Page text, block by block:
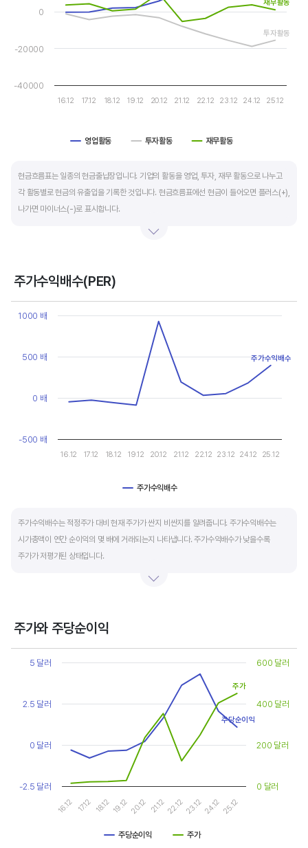
자금 운영에 유리합니다.
운전자본 회전일수는 매출채권 회전일수 + 재고자산 회전일수 - 매입채무 회전일수로
The chart has 1 Y axis displaying values. Data ranges from -
영업활동 투자활동 재무활동
16.12 17.12 18.12 19.12 20.12 21.12 22.12 23.12 24.12 25.12
-40000
-20000
0
투자활동
재무활동
현금흐름표는 일종의 현금출납장입니다. 기업의 활동을 영업, 투자, 재무 활동으로 나누고
각 활동별로 현금의 유출입을 기록한 것입니다. 현금흐름표에선 현금이 들어오면 플러스(+),
나가면 마이너스(-)로 표시합니다.
투자활동 현금흐름은 기업의 기계 및 공장증설이나 금융자산 거래에서 발생하는
재무활동 현금흐름은 증자, 차입, 배당을 통해 발생하는 현금유출입을 뜻합니다.
영업활동으로 충분한 현금을 벌고 있는 기업은 금융기관의 차입금을 갚고, 배당을 지급하는
등 현금이 유출되기 때문에 마이너스(-)를 기록합니다.
현금흐름 플러스(+), 투자활동 현금흐름 마이너스(-), 재무활동 현금흐름이 마이너스(-)가
가장 좋습니다.
주가수익배수(PER)
Chart
Line chart with 10 data points.
The chart has 1 X axis displaying categories.
The chart has 1 Y axis displaying values. Data ranges from -
주가수익배수
16.12 17.12 18.12 19.12 20.12 21.12 22.12 23.12 24.12 25.12
-500 배
0 배
500 배
1000 배
주가수익배수
주가수익배수는 적정주가 대비 현재 주가가 싼지 비싼지를 알려줍니다. 주가수익배수는
시가총액이 연간 순이익의 몇 배에 거래되는지 나타냅니다. 주가수익배수가 낮을수록
주가가 저평가된 상태입니다.
상대적으로 싸게 거래된다고 판단합니다.
순이익이 성장할때와 감소할때 주가수익배수는 다르게 평가받습니다. 순이익 성장률이
높으면 주가수익배수도 높게 평가 받습니다. 이는 순이익 성장률이 높으면 주가도 크게
상승한다는 뜻입니다.
10년 간 장기적인 주가수익배수의 움직임과 최고, 최저점을 확인한 후, 현재 시점
주가수익배수와 비교해 주가가 싼지 비싼지를 평가하는게 좋습니다. 일반적으로 장기적인
주가수익배수의 평균 정도에 있으면 매수를 검토하고, 역사적인 최고점 수준에 있다면
이익이 더 성장할 수 있을지 더 꼼꼼히 살피고 유의해야 합니다.
주가와 주당순이익
Chart
Line chart with 2 lines.
The chart has 1 X axis displaying categories.
The chart has 2 Y axes displaying values, and values.
주당순이익 주가
16.12 17.12 18.12 19.12 20.12 21.1222.1223.1224.12 25.12
-2.5 달러
0 달러
2.5 달러
5 달러
0 달러
200 달러
400 달러
600 달러
주당순이익
주가